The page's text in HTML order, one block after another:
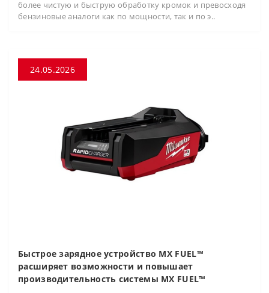
более чистую и быструю обработку кромок и превосходя
бензиновые аналоги как по мощности, так и по э..
24.05.2026
Быстрое зарядное устройство MX FUEL™
расширяет возможности и повышает
производительность системы MX FUEL™